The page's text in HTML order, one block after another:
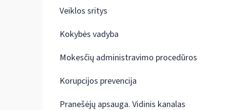
Veiklos sritys
Kokybės vadyba
Mokesčių administravimo procedūros
Korupcijos prevencija
Pranešėjų apsauga. Vidinis kanalas